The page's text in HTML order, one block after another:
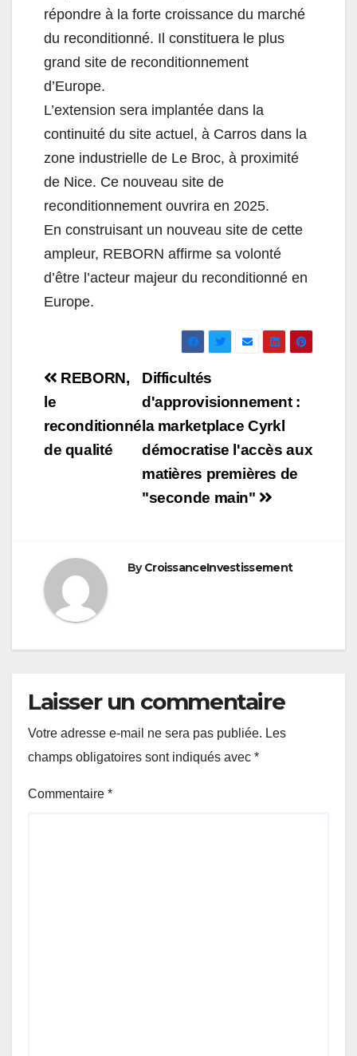
répondre à la forte croissance du marché
du reconditionné. Il constituera le plus
grand site de reconditionnement
d’Europe.
L’extension sera implantée dans la
continuité du site actuel , à Carros dans la
zone industrielle de Le Broc, à proximité
de Nice. Ce nouveau site de
reconditionnement ouvrira en 2025.
En construisant un nouveau site de cette
ampleur, REBORN affirme sa volonté
d’être l’acteur majeur du reconditionné en
Europe.
Navigation
de
l’article
Difficultés
d'approvisionnement :
la marketplace Cyrkl
démocratise l'accès aux
matières premières de
"seconde main"
REBORN,
le
reconditionné
de qualité
ByCroissanceInvestissement
Laisser un commentaire
Votre adresse e-mail ne sera pas publiée. Les
champs obligatoires sont indiqués avec *
Commentaire *